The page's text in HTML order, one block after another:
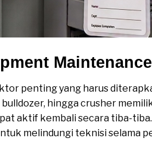
penting yang harus
hingga crusher
aktif kembali secara tiba-tiba.
melindungi teknisi selama